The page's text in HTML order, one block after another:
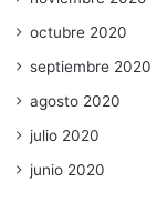
octubre 2020
septiembre 2020
agosto 2020
julio 2020
junio 2020